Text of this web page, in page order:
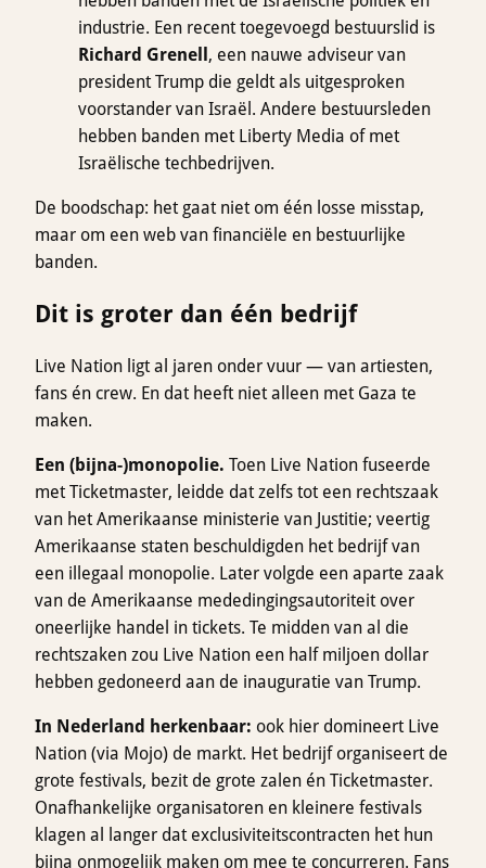
industrie. Een recent toegevoegd bestuurslid is
Richard Grenell , een nauwe adviseur van
president Trump die geldt als uitgesproken
voorstander van Israël. Andere bestuursleden
hebben banden met Liberty Media of met
Israëlische techbedrijven.
De boodschap: het gaat niet om één losse misstap,
maar om een web van financiële en bestuurlijke
banden.
Dit is groter dan één bedrijf
Live Nation ligt al jaren onder vuur — van artiesten,
fans én crew. En dat heeft niet alleen met Gaza te
maken.
Een (bijna-)monopolie. Toen Live Nation fuseerde
met Ticketmaster, leidde dat zelfs tot een rechtszaak
van het Amerikaanse ministerie van Justitie; veertig
Amerikaanse staten beschuldigden het bedrijf van
een illegaal monopolie. Later volgde een aparte zaak
van de Amerikaanse mededingingsautoriteit over
oneerlijke handel in tickets. Te midden van al die
rechtszaken zou Live Nation een half miljoen dollar
hebben gedoneerd aan de inauguratie van Trump.
In Nederland herkenbaar: ook hier domineert Live
Nation (via Mojo) de markt. Het bedrijf organiseert de
grote festivals, bezit de grote zalen én Ticketmaster.
Onafhankelijke organisatoren en kleinere festivals
klagen al langer dat exclusiviteitscontracten het hun
bijna onmogelijk maken om mee te concurreren. Fans